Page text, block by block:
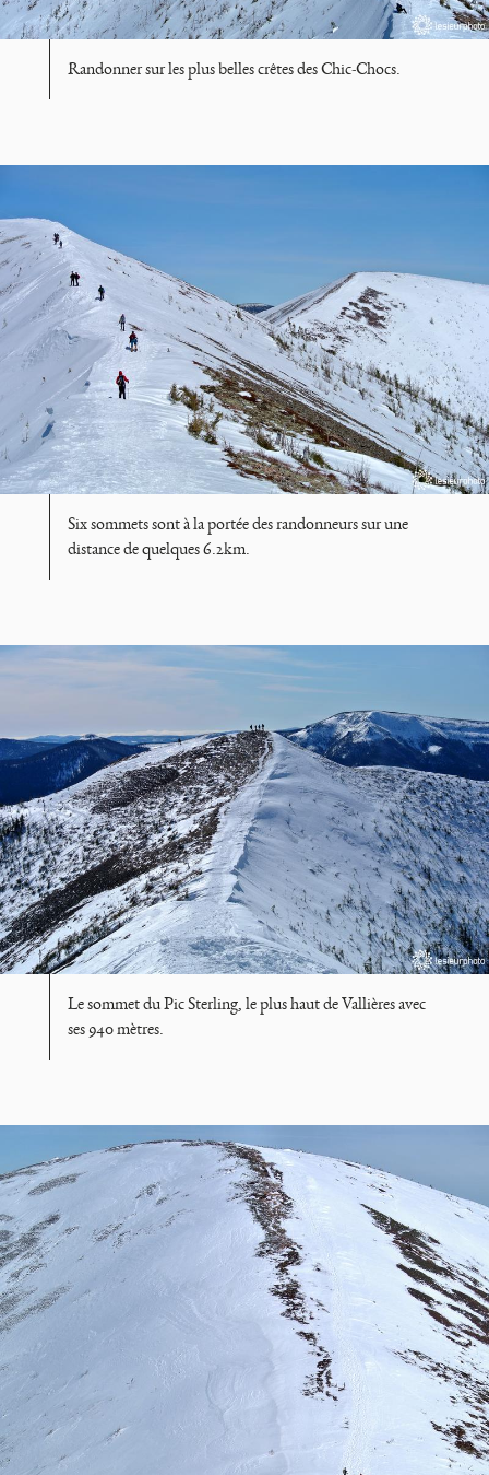
Randonner sur les plus belles crêtes des Chic-Chocs.
Six sommets sont à la portée des randonneurs sur une
distance de quelques 6.2km.
Le sommet du Pic Sterling, le plus haut de Vallières avec
ses 940 mètres.